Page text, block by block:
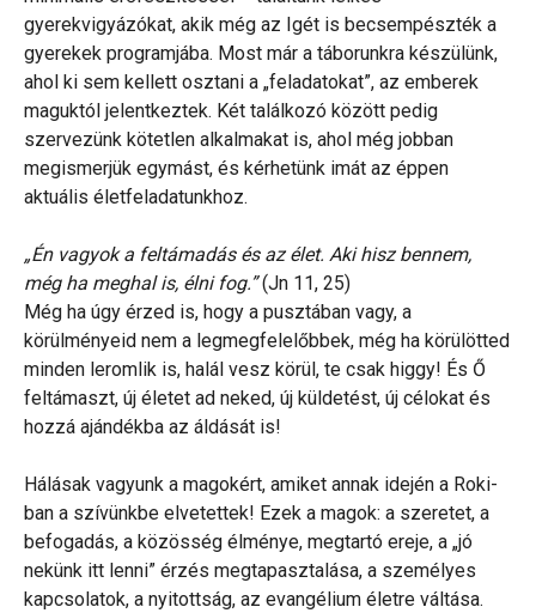
gyerekvigyázókat, akik még az Igét is becsempészték a
gyerekek programjába. Most már a táborunkra készülünk,
ahol ki sem kellett osztani a „feladatokat”, az emberek
maguktól jelentkeztek. Két találkozó között pedig
szervezünk kötetlen alkalmakat is, ahol még jobban
megismerjük egymást, és kérhetünk imát az éppen
aktuális életfeladatunkhoz.
„Én vagyok a feltámadás és az élet. Aki hisz bennem,
még ha meghal is, élni fog.”(Jn 11, 25)
Még ha úgy érzed is, hogy a pusztában vagy, a
körülményeid nem a legmegfelelőbbek, még ha körülötted
minden leromlik is, halál vesz körül, te csak higgy! És Ő
feltámaszt, új életet ad neked, új küldetést, új célokat és
hozzá ajándékba az áldását is!
Hálásak vagyunk a magokért, amiket annak idején a Roki-
ban a szívünkbe elvetettek! Ezek a magok: a szeretet, a
befogadás, a közösség élménye, megtartó ereje, a „jó
nekünk itt lenni” érzés megtapasztalása, a személyes
kapcsolatok, a nyitottság, az evangélium életre váltása.